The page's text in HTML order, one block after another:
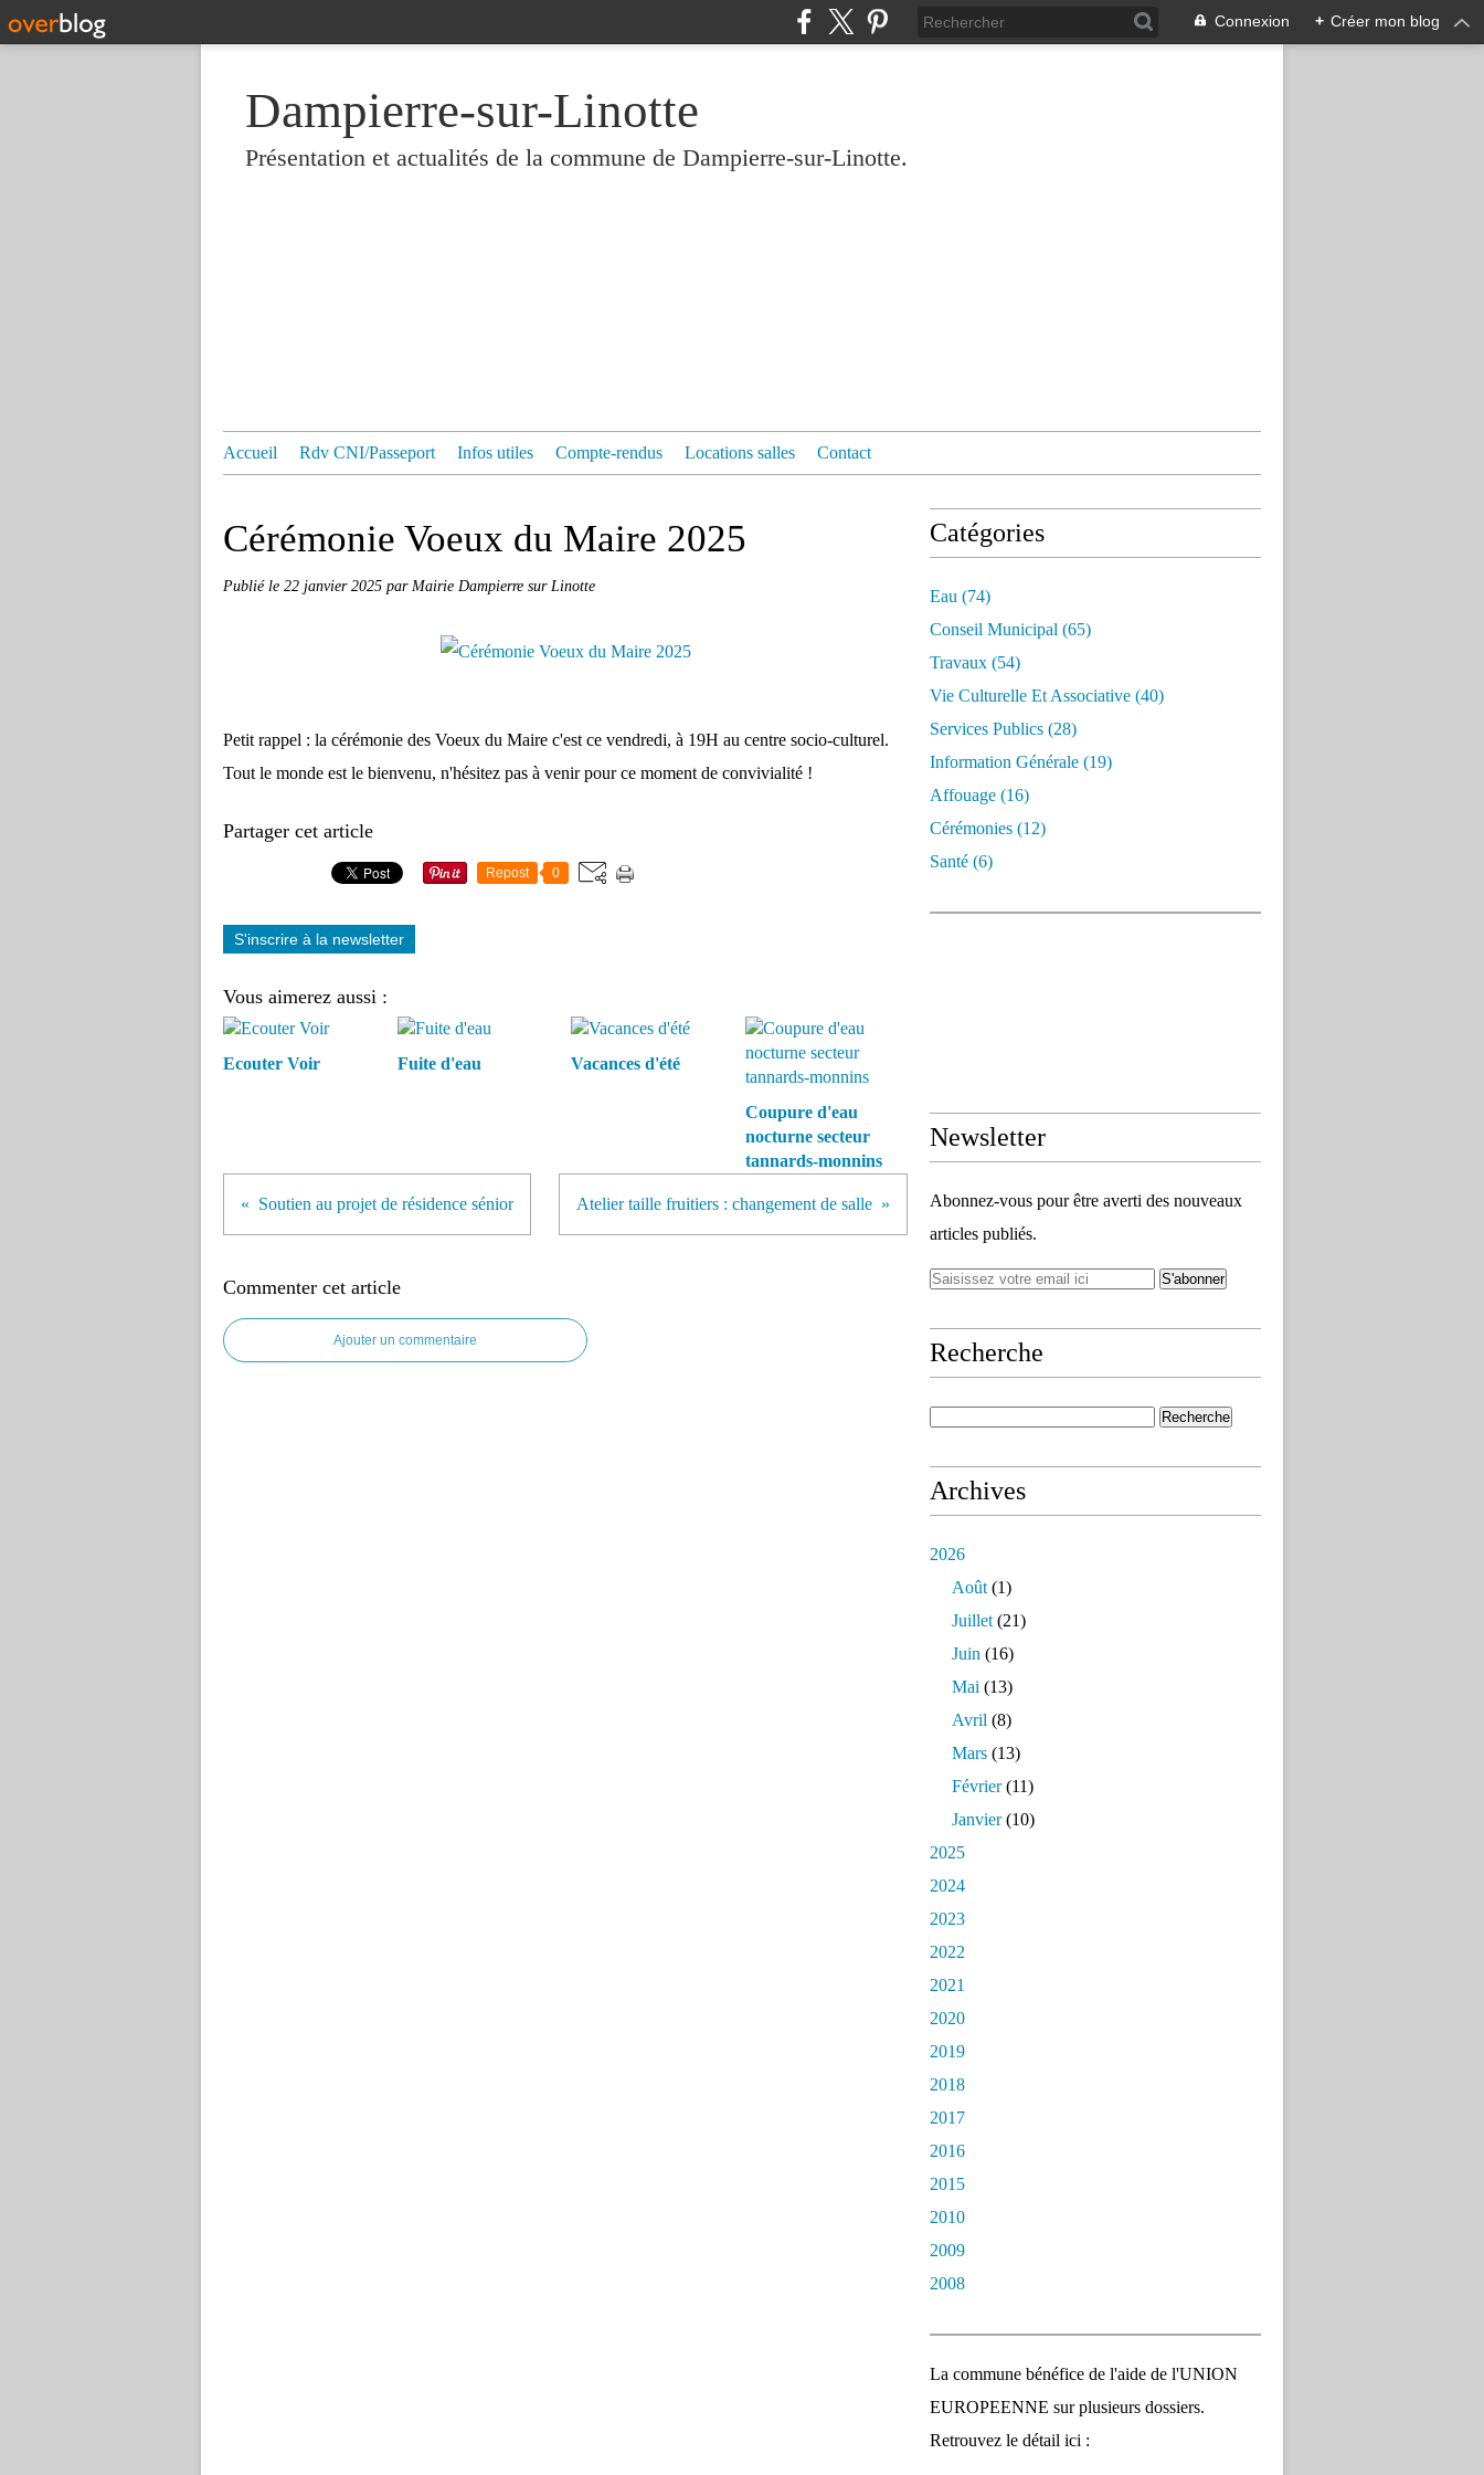
Connexion + Créer mon blog
Dampierre-sur-Linotte
Présentation et actualités de la commune de Dampierre-sur-Linotte.
Accueil Rdv CNI/Passeport Infos utiles Compte-rendus Locations salles Contact
Cérémonie Voeux du Maire 2025
Publié le 22 janvier 2025 par Mairie Dampierre sur Linotte
Petit rappel : la cérémonie des Voeux du Maire c'est ce vendredi, à 19H au centre socio-culturel.
Tout le monde est le bienvenu, n'hésitez pas à venir pour ce moment de convivialité !
Partager cet article
Repost 0
S'inscrire à la newsletter
Vous aimerez aussi :
Ecouter Voir Fuite d'eau Vacances d'été
Coupure d'eau
nocturne secteur
tannards-monnins
Soutien au projet de résidence sénior Atelier taille fruitiers : changement de salle
Commenter cet article
Ajouter un commentaire
Catégories
Eau (74)
Conseil Municipal (65)
Travaux (54)
Vie Culturelle Et Associative (40)
Services Publics (28)
Information Générale (19)
Affouage (16)
Cérémonies (12)
Santé (6)
Newsletter
Abonnez-vous pour être averti des nouveaux
articles publiés.
Recherche
Archives
2026
Août (1)
Juillet (21)
Juin (16)
Mai (13)
Avril (8)
Mars (13)
Février(11)
Janvier(10)
2025
2024
2023
2022
2021
2020
2019
2018
2017
2016
2015
2010
2009
2008
La commune bénéfice de l'aide de l'UNION
EUROPEENNE sur plusieurs dossiers.
Retrouvez le détail ici :